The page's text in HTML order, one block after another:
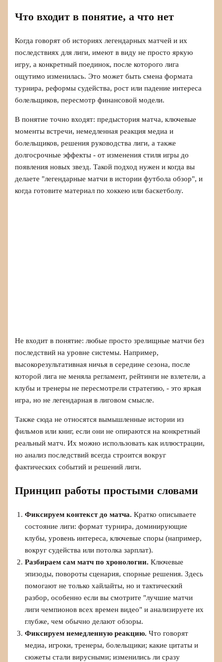
Что входит в понятие, а что нет
Когда говорят об историях легендарных матчей и их
последствиях для лиги, имеют в виду не просто яркую
игру, а конкретный поединок, после которого лига
ощутимо изменилась. Это может быть смена формата
турнира, реформы судейства, рост или падение интереса
болельщиков, пересмотр финансовой модели.
В понятие точно входят: предыстория матча, ключевые
моменты встречи, немедленная реакция медиа и
болельщиков, решения руководства лиги, а также
долгосрочные эффекты - от изменения стиля игры до
появления новых звезд. Такой подход нужен и когда вы
делаете "легендарные матчи в истории футбола обзор", и
когда готовите материал по хоккею или баскетболу.
Не входит в понятие: любые просто зрелищные матчи без
последствий на уровне системы. Например,
высокорезультативная ничья в середине сезона, после
которой лига не меняла регламент, рейтинги не взлетели, а
клубы и тренеры не пересмотрели стратегию, - это яркая
игра, но не легендарная в лиговом смысле.
Также сюда не относятся вымышленные истории из
фильмов или книг, если они не опираются на конкретный
реальный матч. Их можно использовать как иллюстрации,
но анализ последствий всегда строится вокруг
фактических событий и решений лиги.
Принцип работы простыми словами
Фиксируем контекст до матча. Кратко описываете
состояние лиги: формат турнира, доминирующие
клубы, уровень интереса, ключевые споры (например,
вокруг судейства или потолка зарплат).
Разбираем сам матч по хронологии. Ключевые
эпизоды, повороты сценария, спорные решения. Здесь
помогают не только хайлайты, но и тактический
разбор, особенно если вы смотрите "лучшие матчи
лиги чемпионов всех времен видео" и анализируете их
глубже, чем обычно делают обзоры.
Фиксируем немедленную реакцию. Что говорят
медиа, игроки, тренеры, болельщики; какие цитаты и
сюжеты стали вирусными; изменились ли сразу